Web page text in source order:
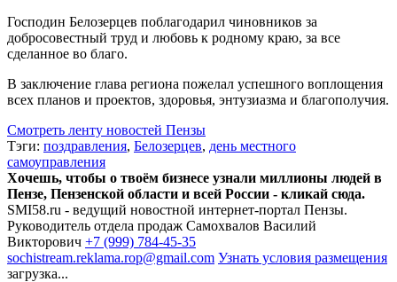
Господин Белозерцев поблагодарил чиновников за
добросовестный труд и любовь к родному краю, за все
сделанное во благо.
В заключение глава региона пожелал успешного воплощения
всех планов и проектов, здоровья, энтузиазма и благополучия.
Смотреть ленту новостей Пензы
Тэги: поздравления, Белозерцев, день местного
самоуправления
Хочешь, чтобы о твоём бизнесе узнали миллионы людей в
Пензе, Пензенской области и всей России - кликай сюда.
SMI58.ru - ведущий новостной интернет-портал Пензы.
Руководитель отдела продаж Самохвалов Василий
Викторович +7 (999) 784-45-35
sochistream.reklama.rop@gmail.com Узнать условия размещения
загрузка...